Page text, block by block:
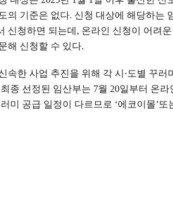
의 기준은 없다. 신청 대상에 해당하는
신청하면 되는데 , 온라인 신청이 어려
해 신청할 수 있다.
속한 사업 추진을 위해 각 시 · 도별 꾸러
종 선정된 임산부는 7월 20일부터 온라
미 공급 일정이 다르므로 ‘에코이몰’또